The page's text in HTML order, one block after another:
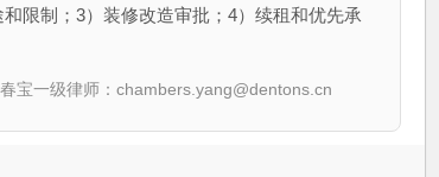
限制；3）装修改造审批；4）续租和优先承
宝一级律师：chambers.yang@dentons.cn